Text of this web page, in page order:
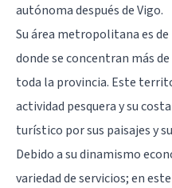
autónoma después de Vigo.
Su área metropolitana es de
donde se concentran más
toda la provincia. Este
actividad pesquera y su
turístico por sus paisajes y
Debido a su dinamismo
variedad de servicios; en